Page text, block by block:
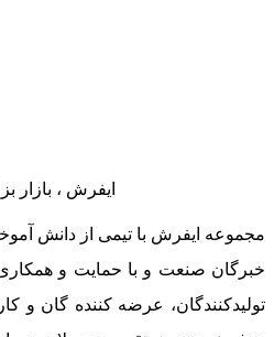
ایفرش ،
مجموعه ایفرش با تیمی از دانش
خبرگان صنعت و با حمایت و
تولیدکنندگان، عرضه کننده گان و